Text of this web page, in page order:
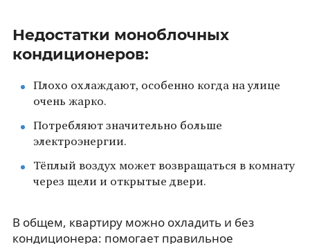
Недостатки моноблочных
кондиционеров:
Плохо охлаждают, особенно когда на улице
очень жарко.
Потребляют значительно больше
электроэнергии.
Тёплый воздух может возвращаться в комнату
через щели и открытые двери.
В общем, квартиру можно охладить и без
кондиционера: помогает правильное